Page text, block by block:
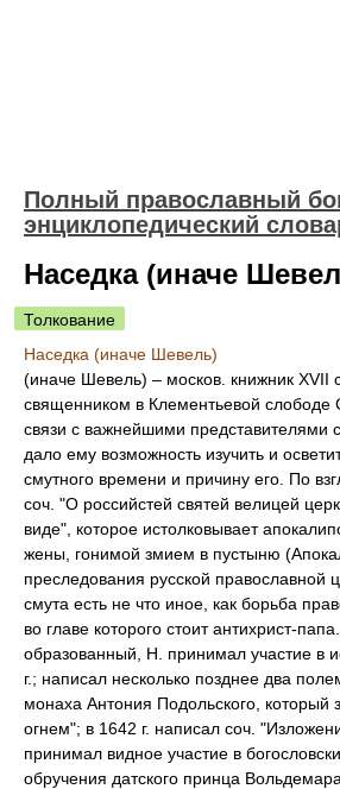
Полный православный
энциклопедический
Наседка (иначе
Толкование
Наседка (иначе Шевель)
(иначе Шевель) – москов. книжник XVII
священником в Клементьевой слободе
связи с важнейшими представителями
дало ему возможность изучить и
смутного времени и причину его. По
соч. "О российстей святей велицей
виде", которое истолковывает
жены, гонимой змием в пустыню
преследования русской православной
смута есть не что иное, как борьба
во главе которого стоит антихрист-
образованный, Н. принимал участие в
г.; написал несколько позднее два
монаха Антония Подольского,
огнем"; в 1642 г. написал соч.
принимал видное участие в
обручения датского принца